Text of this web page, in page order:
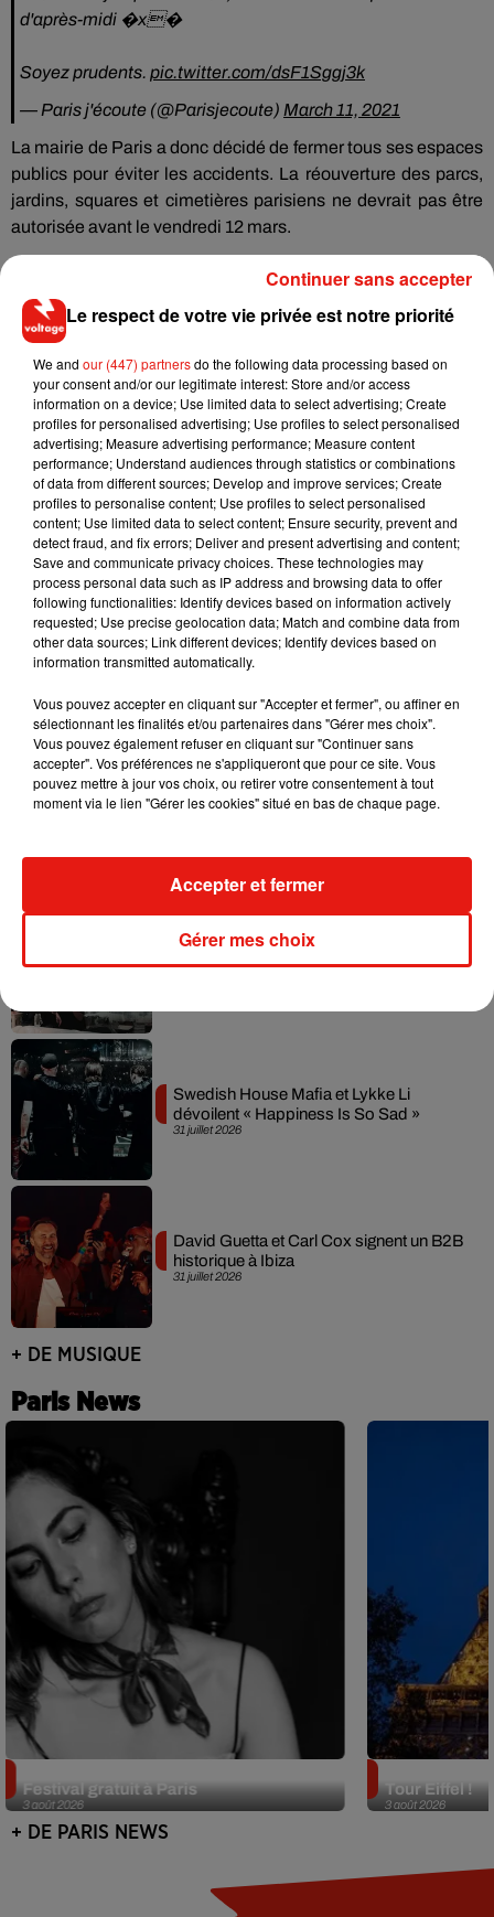
d'après-midi �x�
Soyez prudents. pic.twitter.com/dsF1Sggj3k
— Paris j'écoute (@Parisjecoute) March 11, 2021
La mairie de Paris a donc décidé de fermer tous ses espaces
publics pour éviter les accidents. La réouverture des parcs,
jardins, squares et cimetières parisiens ne devrait pas être
autorisée avant le vendredi 12 mars.
A noter que
le département des Hauts-de-France est placé
aux vents violents par Météo France ce
jeudi. Le reste de l'Ile-de-France est placé en vigilance jaune.
Musique
7 août 2026
RÜFÜS DU SOL annonce un nouvel
album après sa tournée mondiale
Angèle et Amélie Lens dévoilent leur
collaboration tant attendue
Il y a 10 ans, DJ Snake changeait de
Fred again.. et Latin Mafia dévoilent enfin
leur mixtape créée en...
31 juillet 2026
Swedish House Mafia et Lykke Li
dévoilent « Happiness Is So Sad »
31 juillet 2026
David Guetta et Carl Cox signent un B2B
historique à Ibiza
+ DE MUSIQUE
Paris News
3 août 2026
Festival gratuit à Paris
3 août 2026
Tour Eiffel !
+ DE PARIS NEWS
Le respect de votre vie privée est notre priorité
We and our (447) partnersdo the following data processing based on
your consent and/or our legitimate interest: Store and/or access
information on a device; Use limited data to select advertising; Create
profiles for personalised advertising; Use profiles to select personalised
advertising; Measure advertising performance; Measure content
performance; Understand audiences through statistics or combinations
of data from different sources; Develop and improve services; Create
profiles to personalise content; Use profiles to select personalised
content; Use limited data to select content; Ensure security, prevent and
detect fraud, and fix errors; Deliver and present advertising and content;
Save and communicate privacy choices. These technologies may
process personal data such as IP address and browsing data to offer
following functionalities: Identify devices based on information actively
requested; Use precise geolocation data; Match and combine data from
other data sources; Link different devices; Identify devices based on
information transmitted automatically.
Vous pouvez accepter en cliquant sur "Accepter et fermer", ou affiner en
sélectionnant les finalités et/ou partenaires dans "Gérer mes choix".
Vous pouvez également refuser en cliquant sur "Continuer sans
accepter". Vos préférences ne s'appliqueront que pour ce site. Vous
pouvez mettre à jour vos choix, ou retirer votre consentement à tout
moment via le lien "Gérer les cookies" situé en bas de chaque page.
Gérer mes choix
Accepter et fermer
Continuer sans accepter